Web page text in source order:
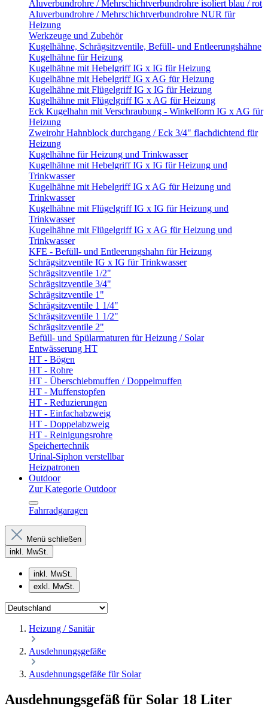
Aluverbundrohre / Mehrschichtverbundrohre isoliert blau / rot
Aluverbundrohre / Mehrschichtverbundrohre NUR für
Heizung
Werkzeuge und Zubehör
Kugelhähne, Schrägsitzventile, Befüll- und Entleerungshähne
Kugelhähne für Heizung
Kugelhähne mit Hebelgriff IG x IG für Heizung
Kugelhähne mit Hebelgriff IG x AG für Heizung
Kugelhähne mit Flügelgriff IG x IG für Heizung
Kugelhähne mit Flügelgriff IG x AG für Heizung
Eck Kugelhahn mit Verschraubung - Winkelform IG x AG für
Heizung
Zweirohr Hahnblock durchgang / Eck 3/4" flachdichtend für
Heizung
Kugelhähne für Heizung und Trinkwasser
Kugelhähne mit Hebelgriff IG x IG für Heizung und
Trinkwasser
Kugelhähne mit Hebelgriff IG x AG für Heizung und
Trinkwasser
Kugelhähne mit Flügelgriff IG x IG für Heizung und
Trinkwasser
Kugelhähne mit Flügelgriff IG x AG für Heizung und
Trinkwasser
KFE - Befüll- und Entleerungshahn für Heizung
Schrägsitzventile IG x IG für Trinkwasser
Schrägsitzventile 1/2"
Schrägsitzventile 3/4"
Schrägsitzventile 1"
Schrägsitzventile 1 1/4"
Schrägsitzventile 1 1/2"
Schrägsitzventile 2"
Befüll- und Spülarmaturen für Heizung / Solar
Entwässerung HT
HT - Bögen
HT - Rohre
HT - Überschiebmuffen / Doppelmuffen
HT - Muffenstopfen
HT - Reduzierungen
HT - Einfachabzweig
HT - Doppelabzweig
HT - Reinigungsrohre
Speichertechnik
Urinal-Siphon verstellbar
Heizpatronen
Outdoor
Zur Kategorie Outdoor
Fahrradgaragen
Menü schließen
inkl. MwSt.
inkl. MwSt.
exkl. MwSt.
Heizung / Sanitär
Ausdehnungsgefäße
Ausdehnungsgefäße für Solar
Ausdehnungsgefäß für Solar 18 Liter